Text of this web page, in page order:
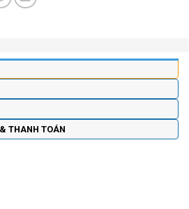
THANH TOÁN